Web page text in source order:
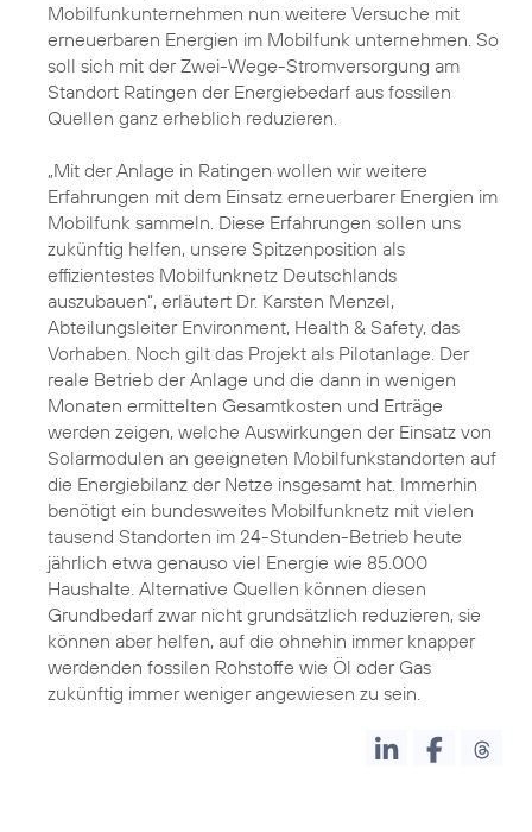
Mobilfunkunternehmen nun weitere Versuche mit
erneuerbaren Energien im Mobilfunk unternehmen. So
soll sich mit der Zwei-Wege-Stromversorgung am
Standort Ratingen der Energiebedarf aus fossilen
Quellen ganz erheblich reduzieren.
„Mit der Anlage in Ratingen wollen wir weitere
Erfahrungen mit dem Einsatz erneuerbarer Energien im
Mobilfunk sammeln. Diese Erfahrungen sollen uns
zukünftig helfen, unsere Spitzenposition als
effizientestes Mobilfunknetz Deutschlands
auszubauen“, erläutert Dr. Karsten Menzel,
Abteilungsleiter Environment, Health & Safety, das
Vorhaben. Noch gilt das Projekt als Pilotanlage. Der
reale Betrieb der Anlage und die dann in wenigen
Monaten ermittelten Gesamtkosten und Erträge
werden zeigen, welche Auswirkungen der Einsatz von
Solarmodulen an geeigneten Mobilfunkstandorten auf
die Energiebilanz der Netze insgesamt hat. Immerhin
benötigt ein bundesweites Mobilfunknetz mit vielen
tausend Standorten im 24-Stunden-Betrieb heute
jährlich etwa genauso viel Energie wie 85.000
Haushalte. Alternative Quellen können diesen
Grundbedarf zwar nicht grundsätzlich reduzieren, sie
können aber helfen, auf die ohnehin immer knapper
werdenden fossilen Rohstoffe wie Öl oder Gas
zukünftig immer weniger angewiesen zu sein.